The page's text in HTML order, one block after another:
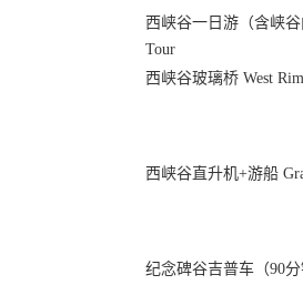
西峡谷一日游（含峡谷
Tour
西峡谷玻璃桥 West
西峡谷直升机+游船
纪念碑谷吉普车（90分